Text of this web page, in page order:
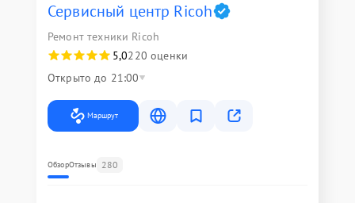
Сервисный центр Ricoh
Ремонт техники Ricoh
5,0220 оценки
Открыто до 21:00
Маршрут
ОбзорОтзывы 280